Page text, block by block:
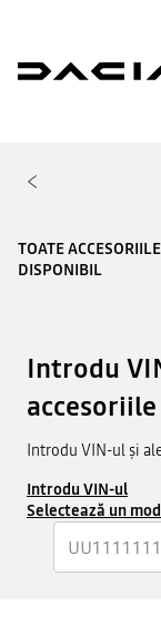
TOATE
DISPONIBIL
Introdu
accesoriile
Introdu VIN-ul și
Introdu VIN-ul
Selectează un